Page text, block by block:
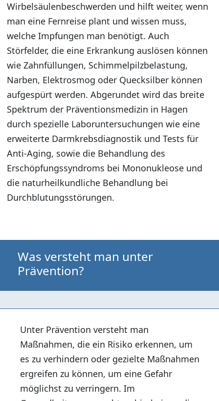
Wirbelsäulenbeschwerden und hilft weiter, wenn
man eine Fernreise plant und wissen muss,
welche Impfungen man benötigt. Auch
Störfelder, die eine Erkrankung auslösen können
wie Zahnfüllungen, Schimmelpilzbelastung,
Narben, Elektrosmog oder Quecksilber können
aufgespürt werden. Abgerundet wird das breite
Spektrum der Präventionsmedizin in Hagen
durch spezielle Laboruntersuchungen wie eine
erweiterte Darmkrebsdiagnostik und Tests für
Anti-Aging, sowie die Behandlung des
Erschöpfungssyndroms bei Mononukleose und
die naturheilkundliche Behandlung bei
Durchblutungsstörungen.
Was versteht man unter
Prävention?
Unter Prävention versteht man
Maßnahmen, die ein Risiko erkennen, um
es zu verhindern oder gezielte Maßnahmen
ergreifen zu können, um eine Gefahr
möglichst zu verringern. Im